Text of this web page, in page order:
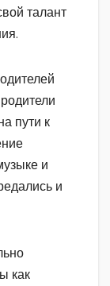
талант
пути к
и
и
как